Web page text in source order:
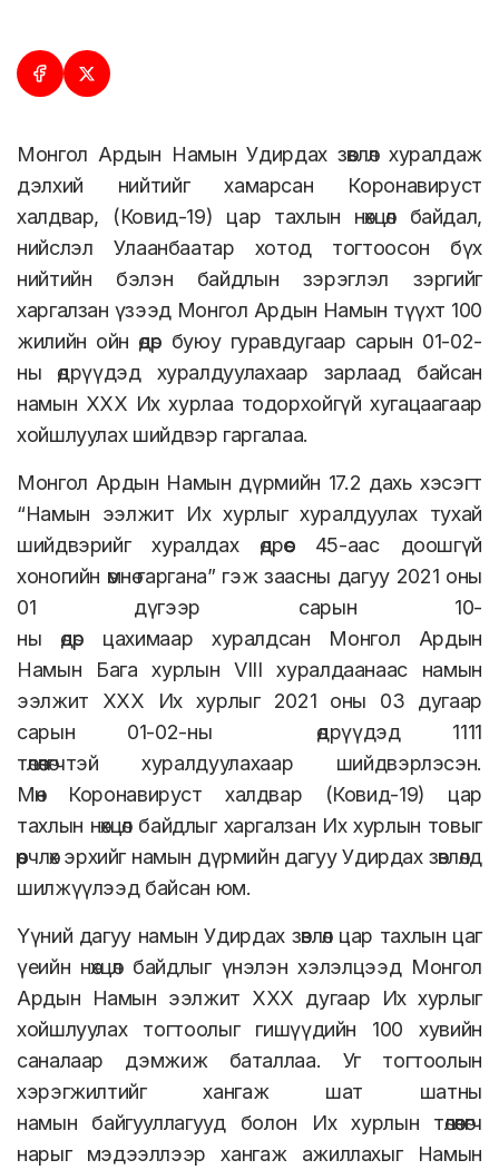
Монгол Ардын Намын Удирдах зөвлөл хуралдаж
дэлхий нийтийг хамарсан Коронавируст
халдвар, (Ковид-19) цар тахлын нөхцөл байдал,
нийслэл Улаанбаатар хотод тогтоосон бүх
нийтийн бэлэн байдлын зэрэглэл зэргийг
харгалзан үзээд Монгол Ардын Намын түүхт 100
жилийн ойн өдөр буюу гуравдугаар сарын 01-02-
ны өдрүүдэд хуралдуулахаар зарлаад байсан
намын ХХХ Их хурлаа тодорхойгүй хугацаагаар
хойшлуулах шийдвэр гаргалаа.
Монгол Ардын Намын дүрмийн 17.2 дахь хэсэгт
“Намын ээлжит Их хурлыг хуралдуулах тухай
шийдвэрийг хуралдах өдрөөс 45-аас доошгүй
хоногийн өмнө гаргана” гэж заасны дагуу 2021 оны
01 дүгээр сарын 10-
ны өдөр цахимаар хуралдсан Монгол Ардын
Намын Бага хурлын VIII хуралдаанаас намын
ээлжит XXX Их хурлыг 2021 оны 03 дугаар
сарын 01-02-ны өдрүүдэд 1111
төлөөлөгчтэй хуралдуулахаар шийдвэрлэсэн.
Мөн Коронавируст халдвар (Ковид-19) цар
тахлын нөхцөл байдлыг харгалзан Их хурлын товыг
өөрчлөх эрхийг намын дүрмийн дагуу Удирдах зөвлөлд
шилжүүлээд байсан юм.
Үүний дагуу намын Удирдах зөвлөл цар тахлын цаг
үеийн нөхцөл байдлыг үнэлэн хэлэлцээд Монгол
Ардын Намын ээлжит XXX дугаар Их хурлыг
хойшлуулах тогтоолыг гишүүдийн 100 хувийн
саналаар дэмжиж баталлаа. Уг тогтоолын
хэрэгжилтийг хангаж шат шатны
намын байгууллагууд болон Их хурлын төлөөлөгч
нарыг мэдээллээр хангаж ажиллахыг Намын